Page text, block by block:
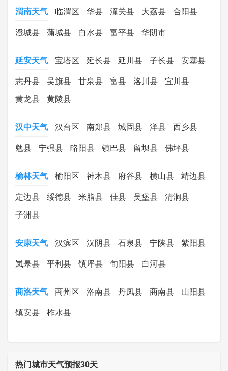
渭南天气 临渭区 华县 潼关县 大荔县 合阳县
澄城县 蒲城县 白水县 富平县 华阴市
延安天气 宝塔区 延长县 延川县 子长县 安塞县
志丹县 吴旗县 甘泉县 富县 洛川县 宜川县
黄龙县 黄陵县
汉中天气 汉台区 南郑县 城固县 洋县 西乡县
勉县 宁强县 略阳县 镇巴县 留坝县 佛坪县
榆林天气 榆阳区 神木县 府谷县 横山县 靖边县
定边县 绥德县 米脂县 佳县 吴堡县 清涧县
子洲县
安康天气 汉滨区 汉阴县 石泉县 宁陕县 紫阳县
岚皋县 平利县 镇坪县 旬阳县 白河县
商洛天气 商州区 洛南县 丹凤县 商南县 山阳县
镇安县 柞水县
热门城市天气预报30天